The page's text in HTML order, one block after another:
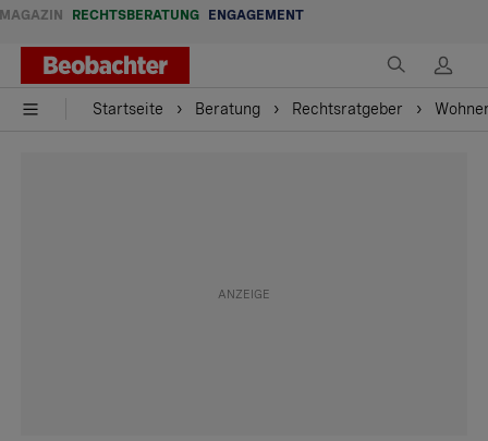
MAGAZIN RECHTSBERATUNG ENGAGEMENT
Startseite Beratung Rechtsratgeber